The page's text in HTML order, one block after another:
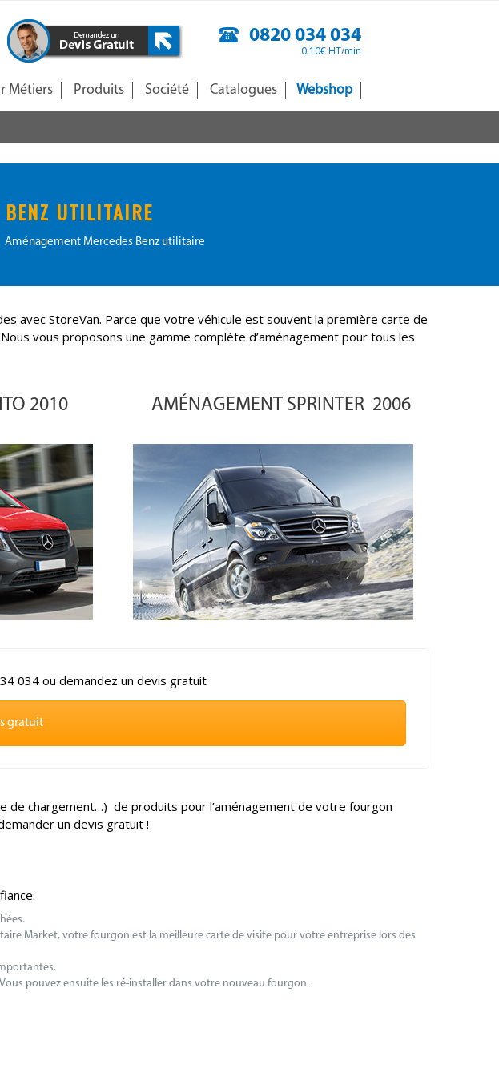
0820 034 034
0.10€ HT/min
Métiers Produits Société Catalogues Webshop
BENZ UTILITAIRE
Aménagement Mercedes Benz utilitaire
avec StoreVan. Parce que votre véhicule est souvent la première carte de
vous proposons une gamme complète d’aménagement pour tous les
2010 AMÉNAGEMENT SPRINTER 2006
034 ou demandez un devis gratuit
gratuit
de chargement…) de produits pour l’aménagement de votre fourgon
un devis gratuit !
Market, votre fourgon est la meilleure carte de visite pour votre entreprise lors des
pouvez ensuite les ré-installer dans votre nouveau fourgon.